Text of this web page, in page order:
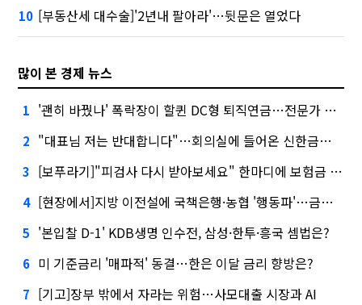
10 [부동산세 대수술]'2년내 팔아라'…뒷문은 열었다
많이 본 경제 뉴스
1 '괜히 바꿨나' 폭락장이 할퀸 DC형 퇴직연금…전문가 조언은
2 "대표님 저는 반대합니다"…회의실에 들어온 신한금융 AI
3 [보푸라기]"피검사 다시 받아보세요" 한마디에 보험금 못 받을 뻔?
4 [현장에서]지방 이전설에 국책은행·농협 '행동파'…금감원 '신중모드'
5 '본입찰 D-1' KDB생명 인수전, 삼성·한투·흥국 셈법은?
6 미 기준금리 '매파적' 동결…한은 이달 금리 향방은?
7 [기고]장부 밖에서 자라는 위험…사모대출 시장과 AI